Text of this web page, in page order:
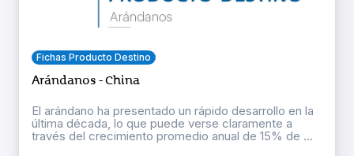
Fichas Producto Destino
Arándanos - China
El arándano ha presentado un rápido desarrollo en la
última década, lo que puede verse claramente a
través del crecimiento promedio anual de 15% de ...